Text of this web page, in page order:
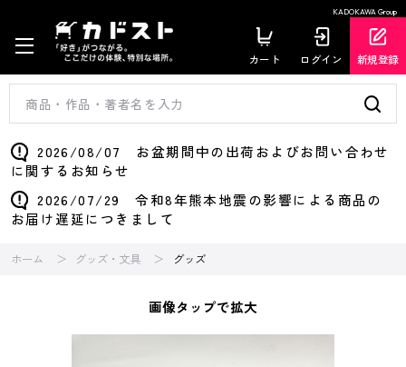
KADOKAWA Group
カート ログイン 新規登録
2026/08/07 お盆期間中の出荷およびお問い合わせ
に関するお知らせ
2026/07/29 令和8年熊本地震の影響による商品の
お届け遅延につきまして
ホーム グッズ・文具 グッズ
画像タップで拡大